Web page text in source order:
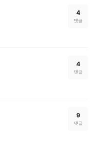
4
댓글
4
댓글
9
댓글